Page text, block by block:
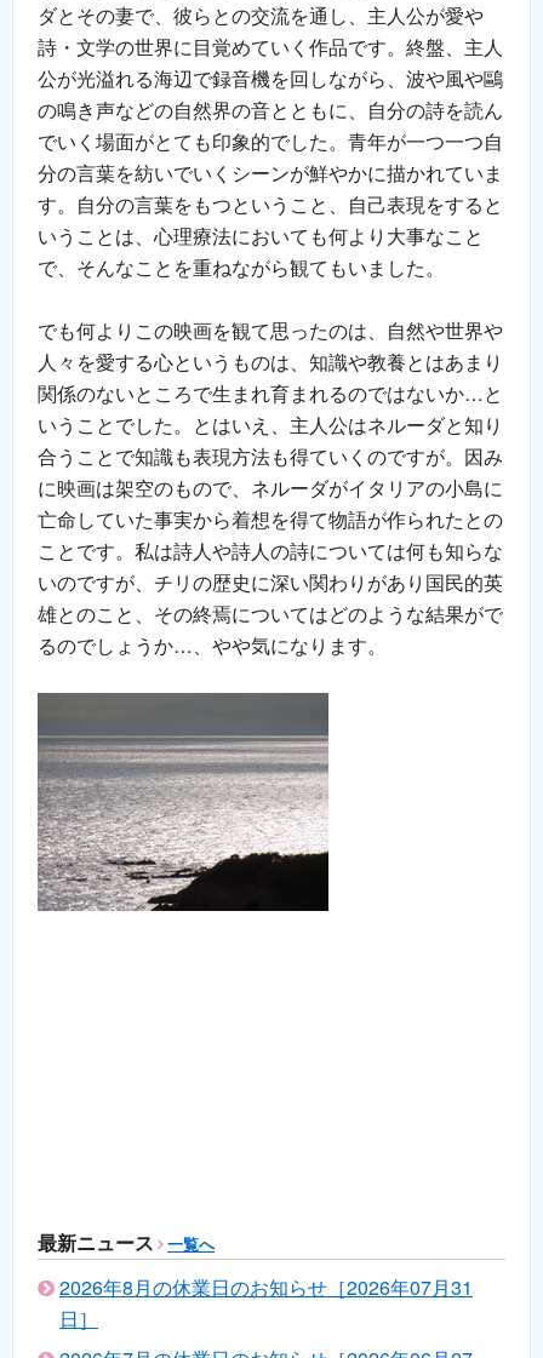
ダとその妻で、彼らとの交流を通し、主人公が愛や
詩・文学の世界に目覚めていく作品です。終盤、主人
公が光溢れる海辺で録音機を回しながら、波や風や鷗
の鳴き声などの自然界の音とともに、自分の詩を読ん
でいく場面がとても印象的でした。青年が一つ一つ自
分の言葉を紡いでいくシーンが鮮やかに描かれていま
す。自分の言葉をもつということ、自己表現をすると
いうことは、心理療法においても何より大事なこと
で、そんなことを重ねながら観てもいました。
でも何よりこの映画を観て思ったのは、自然や世界や
人々を愛する心というものは、知識や教養とはあまり
関係のないところで生まれ育まれるのではないか…と
いうことでした。とはいえ、主人公はネルーダと知り
合うことで知識も表現方法も得ていくのですが。因み
に映画は架空のもので、ネルーダがイタリアの小島に
亡命していた事実から着想を得て物語が作られたとの
ことです。私は詩人や詩人の詩については何も知らな
いのですが、チリの歴史に深い関わりがあり国民的英
雄とのこと、その終焉についてはどのような結果がで
るのでしょうか…、やや気になります。
最新ニュース 一覧へ
2026年8月の休業日のお知らせ［2026年07月31
日］